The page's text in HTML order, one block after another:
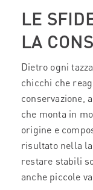
LE
LA
Dietro ogni
chicchi che
conservazione,
che monta in
origine e
risultato nella
restare stabili
anche piccole